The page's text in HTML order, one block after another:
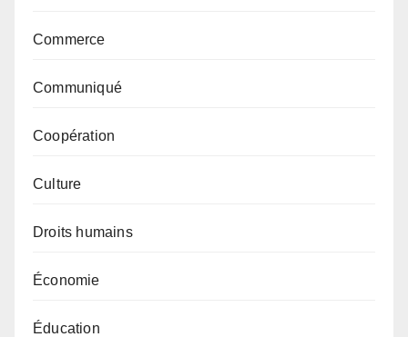
Commerce
Communiqué
Coopération
Culture
Droits humains
Économie
Éducation